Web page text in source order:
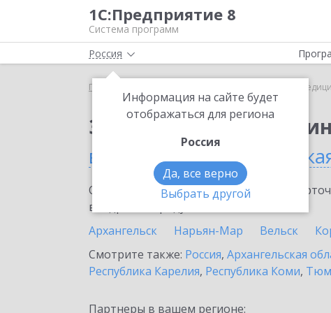
1С:Предприятие 8
Система программ
Россия
Информация на сайте будет
отображаться для региона
Россия
Да, все верно
Выбрать другой
Главная ИТС
Заказать ИТС
в Мирном
Ознакомьтесь с информационными
внедрение продукта.
Архангельск
Нарьян-Мар Вельск
Смотрите также: Россия, Архангельская
Республика Карелия, Республика Коми,
Партнеры в вашем регионе: